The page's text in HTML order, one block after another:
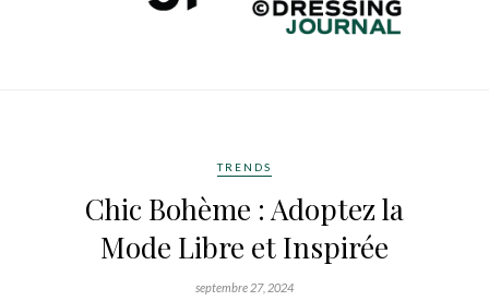
TRENDS
Chic Bohème : Adoptez la
Mode Libre et Inspirée
septembre 27, 2024